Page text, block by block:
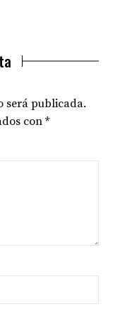
será publicada.
con *